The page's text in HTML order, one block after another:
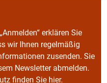
erklären Sie
wir Ihnen regelmäßig
zusenden. Sie
Newsletter abmelden.
finden Sie hier.